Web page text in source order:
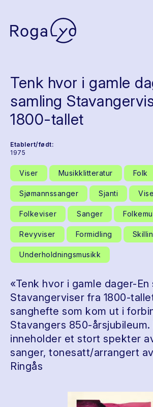
Tenk hvor i gamle
samling
1800-tallet
Etablert/født:
1975
Viser Musikklitteratur Folk
Sjømannssanger Sjanti
Folkeviser Sanger
Revyviser Formidling
Underholdningsmusikk
«Tenk hvor i gamle dager-En
Stavangerviser fra 1800-
sanghefte som kom ut i
Stavangers 850-årsjubileum.
inneholder et stort spekter
sanger, tonesatt/arrangert
Ringås